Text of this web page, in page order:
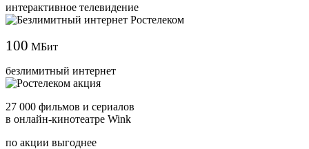
интерактивное телевидение
100 МБит
безлимитный интернет
27 000 фильмов и сериалов
в онлайн-кинотеатре Wink
по акции выгоднее